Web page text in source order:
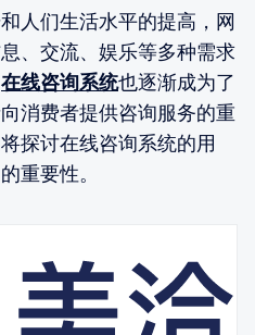
人们生活水平的提高，网
、交流、娱乐等多种需求
在线咨询系统也逐渐成为了
消费者提供咨询服务的重
探讨在线咨询系统的用
重要性。